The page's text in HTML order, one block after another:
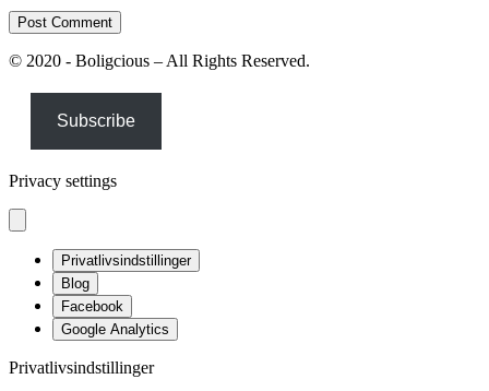
© 2020 - Boligcious – All Rights Reserved.
Subscribe
Privacy settings
Privatlivsindstillinger
Blog
Facebook
Google Analytics
Privatlivsindstillinger